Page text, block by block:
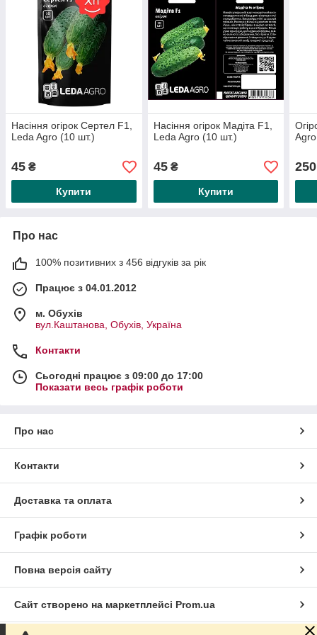
Насіння огірок Сертел F1,
Leda Agro (10 шт.)
45 ₴
Купити
Насіння огірок Мадіта F1,
Leda Agro (10 шт.)
45₴
Купити
250
Про нас
100% позитивних з 456 відгуків за рік
Працює з 04.01.2012
м. Обухів
вул.Каштанова, Обухів, Україна
Контакти
Сьогодні працює з 09:00 до 17:00
Показати весь графік роботи
Про нас
Контакти
Доставка та оплата
Графік роботи
Повна версія сайту
Сайт створено на маркетплейсі Prom.ua